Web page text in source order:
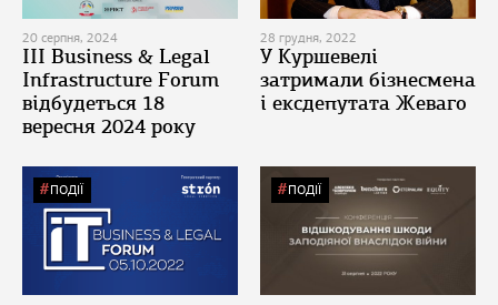
20 серпня, 2024
ІІІ Business & Legal
Infrastructure Forum
відбудеться 18
вересня 2024 року
28 грудня, 2022
У Куршевелі
затримали бізнесмена
і ексдепутата Жеваго
ПОДІЇ ПОДІЇ